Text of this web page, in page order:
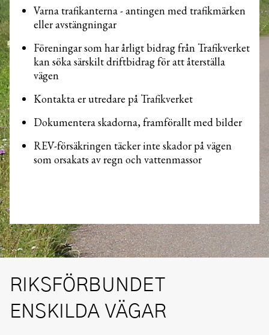
Varna trafikanterna - antingen med trafikmärken
eller avstängningar
Föreningar som har årligt bidrag från Trafikverket
kan söka särskilt driftbidrag för att återställa
vägen
Kontakta er utredare på Trafikverket
Dokumentera skadorna, framförallt med bilder
REV-försäkringen täcker inte skador på vägen
som orsakats av regn och vattenmassor
RIKSFÖRBUNDET
ENSKILDA VÄGAR